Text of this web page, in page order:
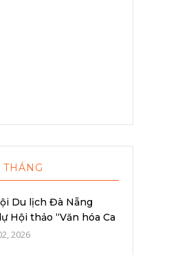
Du lịch Đà Nẵng
Hội thảo “Văn hóa Ca
2026